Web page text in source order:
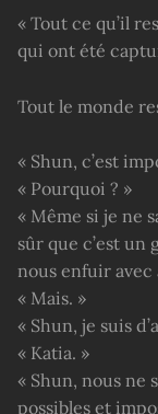
« Tout ce qu’il
qui ont été
Tout le monde
« Shun, c’est
« Pourquoi ? »
« Même si je ne
sûr que c’est un
nous enfuir avec
« Mais. »
« Shun, je suis
« Katia. »
« Shun, nous ne
possibles et